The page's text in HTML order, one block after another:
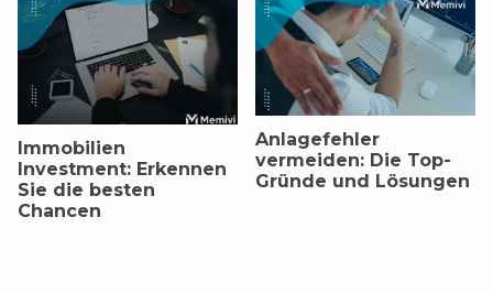
Immobilien
Investment: Erkennen
Sie die besten
Chancen
Anlagefehler
vermeiden: Die Top-
Gründe und Lösungen